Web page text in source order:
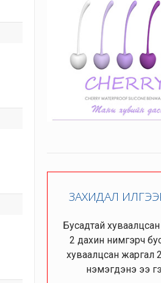
ЗАХИДАЛ
Бусадтай
2 дахин нимгэрч
хуваалцсан жаргал
нэмэгдэнэ ээ